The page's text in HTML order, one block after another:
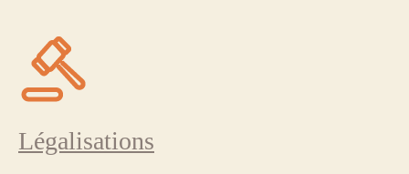
Légalisations